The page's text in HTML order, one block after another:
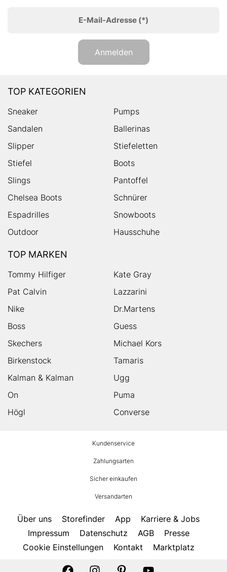
E-Mail-Adresse (*)
Anmelden
TOP KATEGORIEN
Sneaker
Pumps
Sandalen
Ballerinas
Slipper
Stiefeletten
Stiefel
Boots
Slings
Pantoffel
Chelsea Boots
Schnürer
Espadrilles
Snowboots
Outdoor
Hausschuhe
TOP MARKEN
Tommy Hilfiger
Kate Gray
Pat Calvin
Lazzarini
Nike
Dr.Martens
Boss
Guess
Skechers
Michael Kors
Birkenstock
Tamaris
Kalman & Kalman
Ugg
On
Puma
Högl
Converse
Kundenservice
Zahlungsarten
Sicher einkaufen
Versandarten
Über uns Storefinder App
Karriere & Jobs
Impressum
Datenschutz AGB
Presse
Cookie Einstellungen
Kontakt Marktplatz